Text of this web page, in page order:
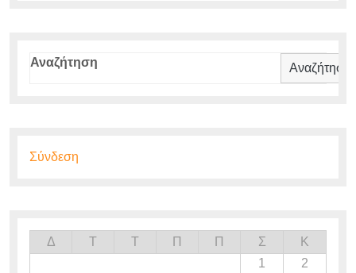
Αναζήτηση Αναζήτηση
Σύνδεση
Δ Τ Τ Π Π Σ
Κ
1
2